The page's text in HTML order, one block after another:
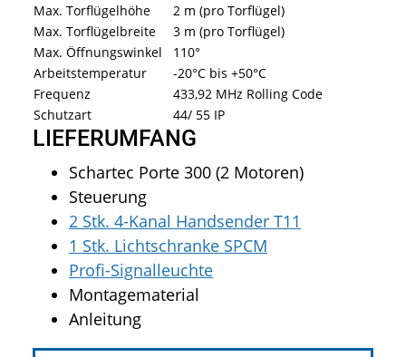
Max. Torflügelhöhe
2 m (pro Torflügel)
Max. Torflügelbreite
3 m (pro Torflügel)
Max. Öffnungswinkel
110°
Arbeitstemperatur
-20°C bis +50°C
Frequenz
433,92 MHz Rolling Code
Schutzart
44/ 55 IP
LIEFERUMFANG
Schartec Porte 300 (2 Motoren)
Steuerung
2 Stk. 4-Kanal Handsender T11
1 Stk. Lichtschranke SPCM
Profi-Signalleuchte
Montagematerial
Anleitung